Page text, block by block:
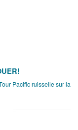
Pacific ruisselle sur la